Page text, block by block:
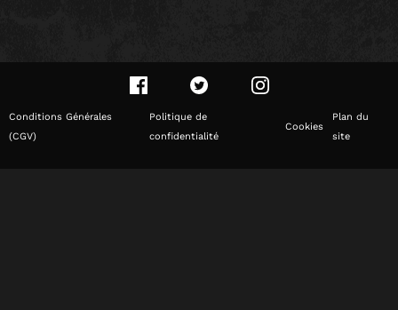
Conditions Générales
(CGV)
Politique de
confidentialité
Cookies
Plan du
site